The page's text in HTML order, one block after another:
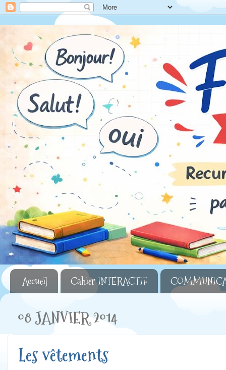
Accueil Cahier INTERACTIF
08 JANVIER 2014
Les vêtements